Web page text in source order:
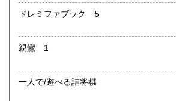
ドレミファブック 5
親鸞 1
一人で/遊べる詰将棋